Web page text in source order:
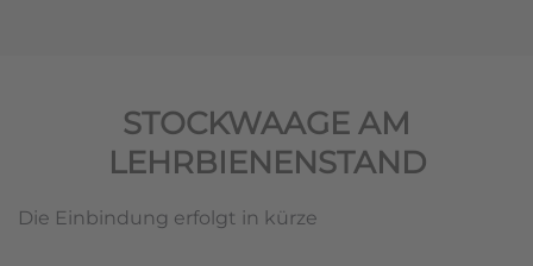
STOCKWAAGE AM
LEHRBIENENSTAND
Die Einbindung erfolgt in kürze